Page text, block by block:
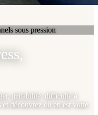
sous pression
irritabilité, difficulté à
découvrez où en est votre